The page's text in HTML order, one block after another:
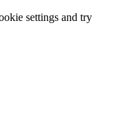
settings and try